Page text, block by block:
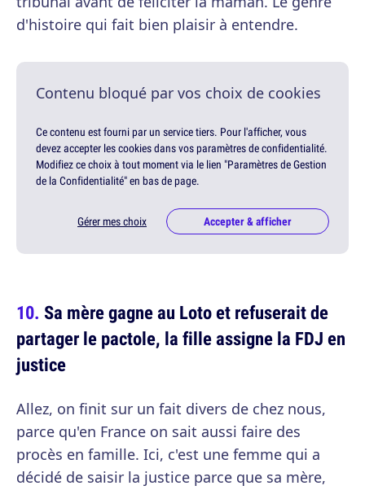
d'histoire qui fait bien plaisir à entendre.
Contenu bloqué par vos choix de cookies
Ce contenu est fourni par un service tiers. Pour l'afficher, vous
devez accepter les cookies dans vos paramètres de confidentialité.
Modifiez ce choix à tout moment via le lien "Paramètres de Gestion
de la Confidentialité" en bas de page.
Gérer mes choix Accepter & afficher
Sa mère gagne au Loto et refuserait de
partager le pactole, la fille assigne la FDJ en
justice
Allez, on finit sur un fait divers de chez nous,
parce qu'en France on sait aussi faire des
procès en famille. Ici, c'est une femme qui a
décidé de saisir la justice parce que sa mère,